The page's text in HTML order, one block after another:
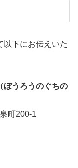
以下にお伝えいた
ぼうろうのぐちの
町200-1